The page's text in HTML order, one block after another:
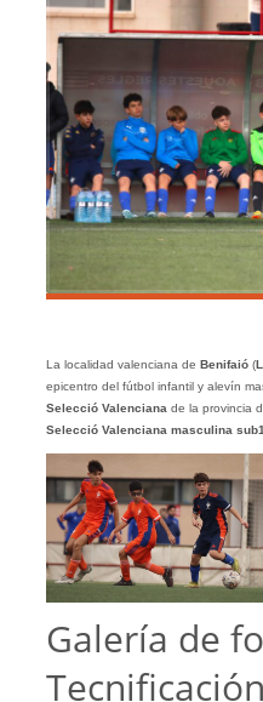
La localidad valenciana de Benifaió (
epicentro del fútbol infantil y alevín
Selecció Valenciana de la provincia
Selecció Valenciana masculina
Galería de
Tecnificación